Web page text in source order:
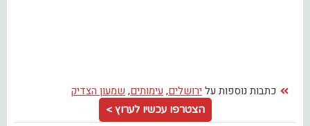
כתבות נוספות על ירושלים, עימותים, שמעון הצדיק
הצטרפו עכשיו לערוץ >